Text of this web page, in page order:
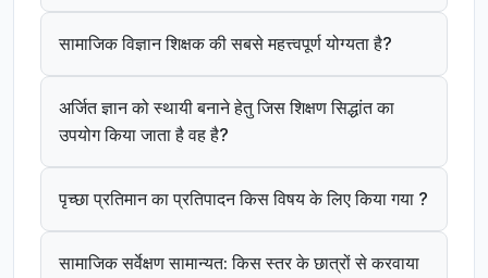
सामाजिक विज्ञान शिक्षक की सबसे महत्त्वपूर्ण योग्यता है?
अर्जित ज्ञान को स्थायी बनाने हेतु जिस शिक्षण सिद्धांत का
उपयोग किया जाता है वह है?
पृच्छा प्रतिमान का प्रतिपादन किस विषय के लिए किया गया ?
सामाजिक सर्वेक्षण सामान्यत: किस स्तर के छात्रों से करवाया